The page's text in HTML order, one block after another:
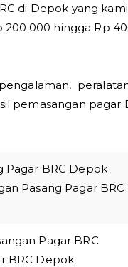
di Depok yang kami
200.000 hingga Rp
pemasangan pagar
Pagar BRC Depok
Pasang Pagar BRC
Pagar BRC
BRC Depok